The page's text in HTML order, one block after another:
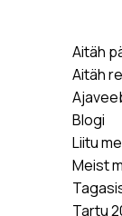
Aitäh
Aitäh
Blogi
Liitu
Meist
Tartu